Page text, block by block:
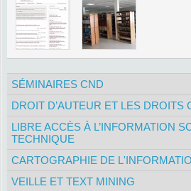
SÉMINAIRES CND
DROIT D’AUTEUR ET LES DROITS
LIBRE ACCÈS À L’INFORMATION
TECHNIQUE
CARTOGRAPHIE DE
VEILLE ET TEXT MINING